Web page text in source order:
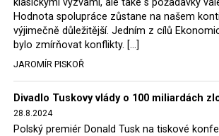
asi 70 milionů eur na pokutách a 45
zaplatilo jako odškodnění České
tak elektrárna nadále fungovaly. Už
tehdejší opozice a dnes vládnoucí
místopředseda Občanské platformy (PO)
Hołownia, přímo řekli, že by se polská
tomuto rozhodnutí podřídit.
Hodnota spolupráce zůstane na našem
výjimečně důležitější. Jedním z cílů
bylo zmírňovat konflikty. […]
JAROMÍR PISKOŘ
Divadlo Tuskovy vlády o 100 miliardách
28.8.2024
Polský premiér Donald Tusk na tiskové